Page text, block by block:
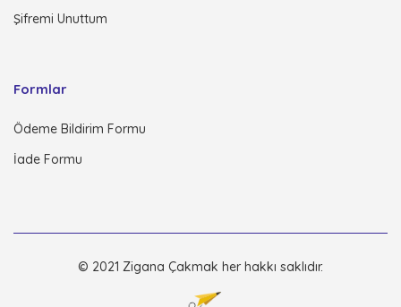
Şifremi Unuttum
Formlar
Ödeme Bildirim Formu
İade Formu
© 2021 Zigana Çakmak her hakkı saklıdır.